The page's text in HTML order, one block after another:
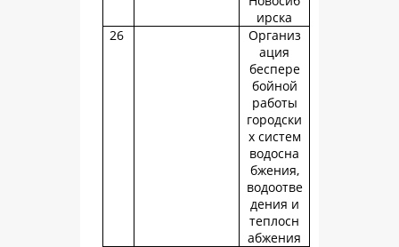
ирска
26
Организ
ация
беспере
бойной
работы
городски
х систем
водосна
бжения,
водоотве
дения и
теплосн
абжения